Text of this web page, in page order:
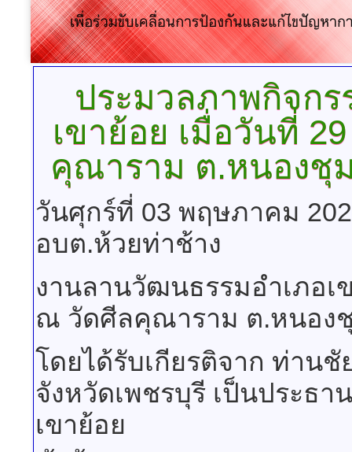
ประมวลภาพกิจกร
เขาย้อย เมื่อวันที่
คุณาราม ต.หนองชุ
วันศุกร์ที่ 03 พฤษภาคม
อบต.ห้วยท่าช้าง
งานลานวัฒนธรรมอำเภอเ
ณ วัดศีลคุณาราม ต.หนองชุ
โดยได้รับเกียรติจาก ท่าน
จังหวัดเพชรบุรี เป็นประธ
เขาย้อย